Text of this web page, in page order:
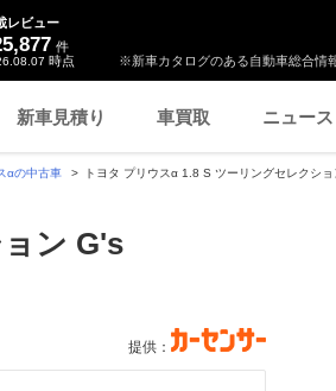
※新車カタログのある自動車総合情
レビュー
件
時点
新車見積り 車買取 ニュース
αの中古車 トヨタ プリウスα 1.8 S ツーリングセレクシ
ン G's
提供：